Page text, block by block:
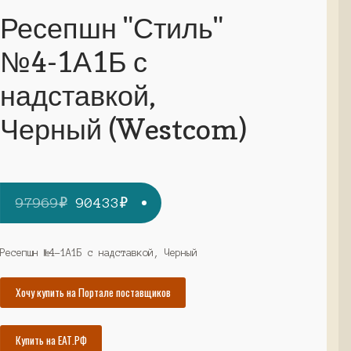
Ресепшн "Стиль"
№4-1А1Б с
надставкой,
Черный (Westcom)
97969₽ Первоначальная
цена
составляла
97969₽.
90433₽Текущая
цена:
90433₽.
Ресепшн №4-1А1Б с надставкой, Черный
Хочу купить на Портале поставщиков
Купить на ЕАТ.РФ